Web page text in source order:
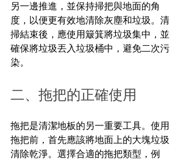
另一邊推進，並保持掃把與地面的角
度，以便更有效地清除灰塵和垃圾。清
掃結束後，應使用簸箕將垃圾集中，並
確保將垃圾丟入垃圾桶中，避免二次污
染。
二、拖把的正確使用
拖把是清潔地板的另一重要工具。使用
拖把前，首先應該將地面上的大塊垃圾
清除乾淨。選擇合適的拖把類型，例